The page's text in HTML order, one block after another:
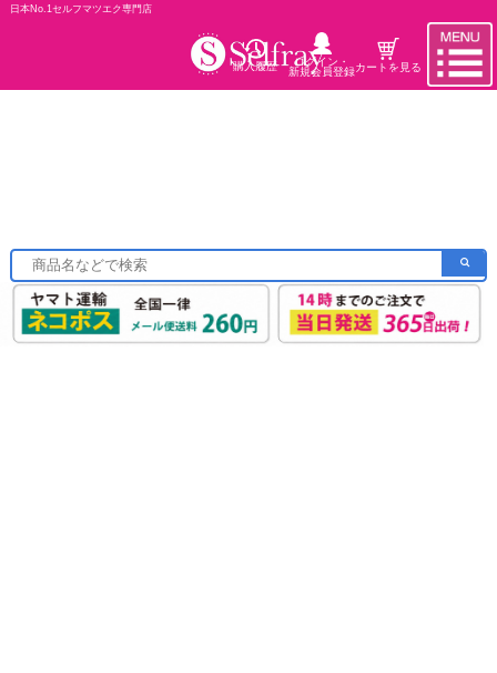
日本No.1セルフマツエク専門店
購入履歴
ログイン・
新規会員登録カートを見る